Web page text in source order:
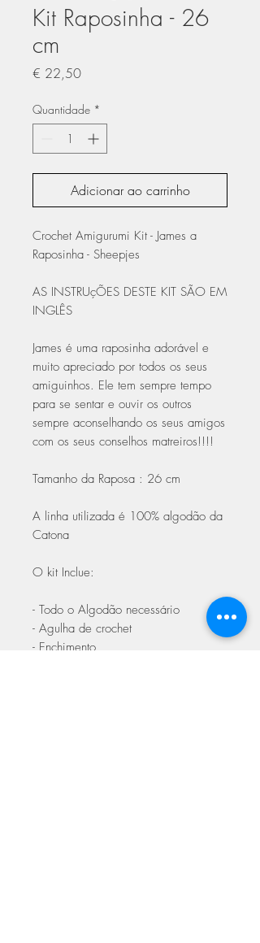
Kit Raposinha - 26
cm
€ 22,50Preço
Quantidade *
Adicionar ao carrinho
Crochet Amigurumi Kit - James a
Raposinha - Sheepjes
AS INSTRUçÕES DESTE KIT SÃO EM
INGLÊS
James é uma raposinha adorável e
muito apreciado por todos os seus
amiguinhos. Ele tem sempre tempo
para se sentar e ouvir os outros
sempre aconselhando os seus amigos
com os seus conselhos matreiros!!!!
Tamanho da Raposa : 26 cm
A linha utilizada é 100% algodão da
Catona
O kit Inclue:
- Todo o Algodão necessário
- Agulha de crochet
- Enchimento